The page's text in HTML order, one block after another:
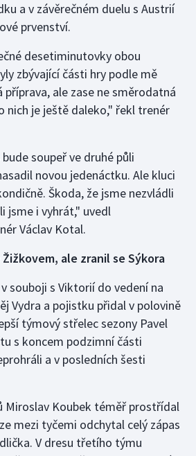
a v závěrečném duelu s Austrií
prvenství.
desetiminutovky obou
zbývající části hry podle mě
ale zase ne směrodatná
nich je ještě daleko," řekl trenér
soupeř ve druhé půli
novou jedenáctku. Ale kluci
Škoda, že jsme nezvládli
jsme i vyhrát," uvedl
Václav Kotal.
ale zranil se Sýkora
souboji s Viktorií do vedení na
Vydra a pojistku přidal v polovině
týmový střelec sezony Pavel
s koncem podzimní části
a v posledních šesti
Miroslav Koubek téměř prostřídal
mezi tyčemi odchytal celý zápas
V dresu třetího týmu